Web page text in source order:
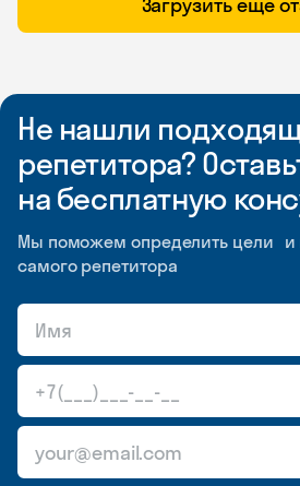
Не нашли
репетитора?
на бесплатную
Мы поможем определить цели и
самого репетитора